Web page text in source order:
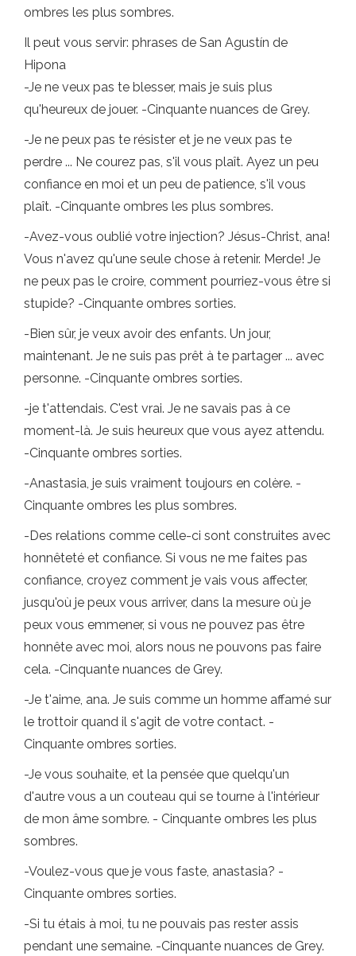
ombres les plus sombres.
Il peut vous servir: phrases de San Agustín de
Hipona
-Je ne veux pas te blesser, mais je suis plus
qu'heureux de jouer. -Cinquante nuances de Grey.
-Je ne peux pas te résister et je ne veux pas te
perdre ... Ne courez pas, s'il vous plaît. Ayez un peu
confiance en moi et un peu de patience, s'il vous
plaît. -Cinquante ombres les plus sombres.
-Avez-vous oublié votre injection? Jésus-Christ, ana!
Vous n'avez qu'une seule chose à retenir. Merde! Je
ne peux pas le croire, comment pourriez-vous être si
stupide? -Cinquante ombres sorties.
-Bien sûr, je veux avoir des enfants. Un jour,
maintenant. Je ne suis pas prêt à te partager ... avec
personne. -Cinquante ombres sorties.
-je t'attendais. C'est vrai. Je ne savais pas à ce
moment-là. Je suis heureux que vous ayez attendu.
-Cinquante ombres sorties.
-Anastasia, je suis vraiment toujours en colère. -
Cinquante ombres les plus sombres.
-Des relations comme celle-ci sont construites avec
honnêteté et confiance. Si vous ne me faites pas
confiance, croyez comment je vais vous affecter,
jusqu'où je peux vous arriver, dans la mesure où je
peux vous emmener, si vous ne pouvez pas être
honnête avec moi, alors nous ne pouvons pas faire
cela. -Cinquante nuances de Grey.
-Je t'aime, ana. Je suis comme un homme affamé sur
le trottoir quand il s'agit de votre contact. -
Cinquante ombres sorties.
-Je vous souhaite, et la pensée que quelqu'un
d'autre vous a un couteau qui se tourne à l'intérieur
de mon âme sombre. - Cinquante ombres les plus
sombres.
-Voulez-vous que je vous faste, anastasia? -
Cinquante ombres sorties.
-Si tu étais à moi, tu ne pouvais pas rester assis
pendant une semaine. -Cinquante nuances de Grey.